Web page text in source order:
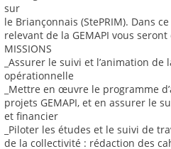
sur
le Briançonnais (StePRIM). Dans
relevant de la GEMAPI vous
MISSIONS
_Assurer le suivi et l’animation de
opérationnelle
_Mettre en œuvre le programme
projets GEMAPI, et en assurer le
et financier
_Piloter les études et le suivi de
de la collectivité : rédaction des